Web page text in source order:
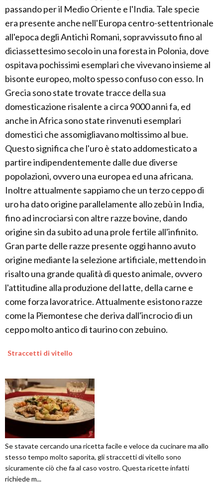
passando per il Medio Oriente e l'India. Tale specie
era presente anche nell'Europa centro-settentrionale
all'epoca degli Antichi Romani, sopravvissuto fino al
diciassettesimo secolo in una foresta in Polonia, dove
ospitava pochissimi esemplari che vivevano insieme al
bisonte europeo, molto spesso confuso con esso. In
Grecia sono state trovate tracce della sua
domesticazione risalente a circa 9000 anni fa, ed
anche in Africa sono state rinvenuti esemplari
domestici che assomigliavano moltissimo al bue.
Questo significa che l'uro è stato addomesticato a
partire indipendentemente dalle due diverse
popolazioni, ovvero una europea ed una africana.
Inoltre attualmente sappiamo che un terzo ceppo di
uro ha dato origine parallelamente allo zebù in India,
fino ad incrociarsi con altre razze bovine, dando
origine sin da subito ad una prole fertile all'infinito.
Gran parte delle razze presente oggi hanno avuto
origine mediante la selezione artificiale, mettendo in
risalto una grande qualità di questo animale, ovvero
l'attitudine alla produzione del latte, della carne e
come forza lavoratrice. Attualmente esistono razze
come la Piemontese che deriva dall'incrocio di un
ceppo molto antico di taurino con zebuino.
Straccetti di vitello
Se stavate cercando una ricetta facile e veloce da cucinare ma allo
stesso tempo molto saporita, gli straccetti di vitello sono
sicuramente ciò che fa al caso vostro. Questa ricette infatti
richiede m...